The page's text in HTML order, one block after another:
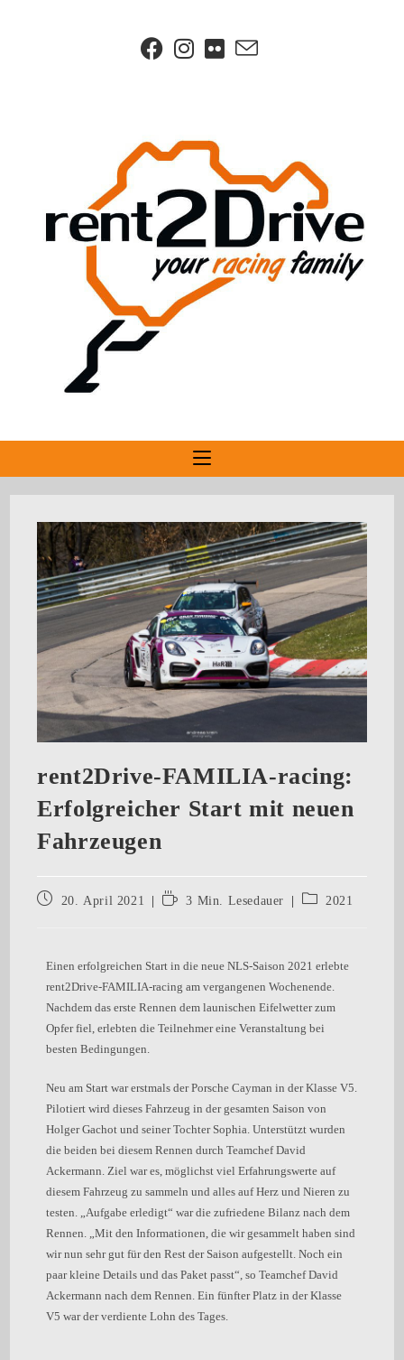
rent2Drive-FAMILIA-racing:
Erfolgreicher Start mit neuen
Fahrzeugen
20. April 2021 3 Min. Lesedauer 2021
Einen erfolgreichen Start in die neue NLS-Saison 2021 erlebte
rent2Drive-FAMILIA-racing am vergangenen Wochenende.
Nachdem das erste Rennen dem launischen Eifelwetter zum
Opfer fiel, erlebten die Teilnehmer eine Veranstaltung bei
besten Bedingungen.
Neu am Start war erstmals der Porsche Cayman in der Klasse V5.
Pilotiert wird dieses Fahrzeug in der gesamten Saison von
Holger Gachot und seiner Tochter Sophia. Unterstützt wurden
die beiden bei diesem Rennen durch Teamchef David
Ackermann. Ziel war es, möglichst viel Erfahrungswerte auf
diesem Fahrzeug zu sammeln und alles auf Herz und Nieren zu
testen. „Aufgabe erledigt“ war die zufriedene Bilanz nach dem
Rennen. „Mit den Informationen, die wir gesammelt haben sind
wir nun sehr gut für den Rest der Saison aufgestellt. Noch ein
paar kleine Details und das Paket passt“, so Teamchef David
Ackermann nach dem Rennen. Ein fünfter Platz in der Klasse
V5 war der verdiente Lohn des Tages.